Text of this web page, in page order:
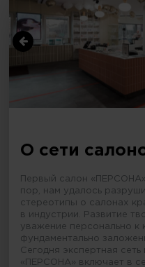
О сети
Первый салон
пор, нам удалось
стереотипы о салонах
в индустрии. Развитие
уважение персонально к
фундаментально
Сегодня экспертная
«ПЕРСОНА» включает в